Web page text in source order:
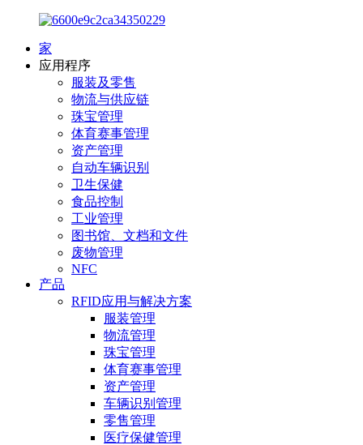
家
应用程序
服装及零售
物流与供应链
珠宝管理
体育赛事管理
资产管理
自动车辆识别
卫生保健
食品控制
工业管理
图书馆、文档和文件
废物管理
NFC
产品
RFID应用与解决方案
服装管理
物流管理
珠宝管理
体育赛事管理
资产管理
车辆识别管理
零售管理
医疗保健管理